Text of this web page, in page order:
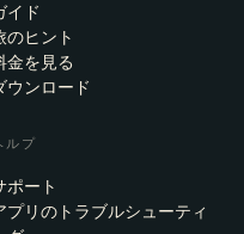
イド
のヒント
金を見る
ウンロード
ルプ
ポート
プリのトラブルシューティ